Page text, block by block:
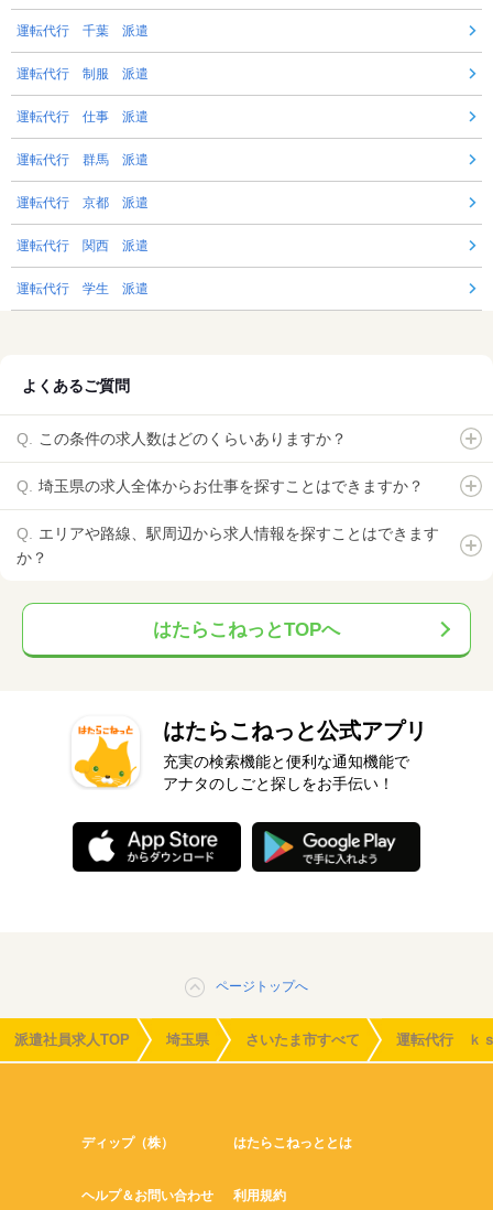
運転代行 千葉 派遣
運転代行 制服 派遣
運転代行 仕事 派遣
運転代行 群馬 派遣
運転代行 京都 派遣
運転代行 関西 派遣
運転代行 学生 派遣
よくあるご質問
この条件の求人数はどのくらいありますか？
埼玉県の求人全体からお仕事を探すことはできますか？
エリアや路線、駅周辺から求人情報を探すことはできます
か？
はたらこねっとTOPへ
はたらこねっと公式アプリ
充実の検索機能と便利な通知機能で
アナタのしごと探しをお手伝い！
ページトップへ
派遣社員求人TOP 埼玉県 さいたま市すべて 運転代行 ｋ
ディップ（株） はたらこねっととは
ヘルプ＆お問い合わせ 利用規約